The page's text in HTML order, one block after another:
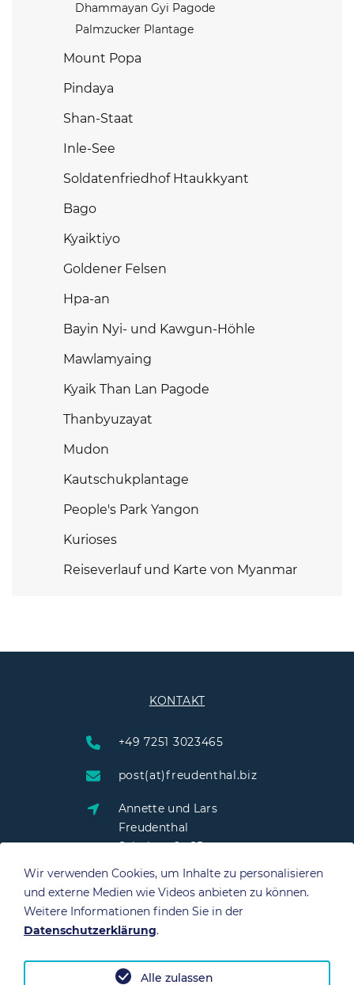
Dhammayan Gyi Pagode
Palmzucker Plantage
Mount Popa
Pindaya
Shan-Staat
Inle-See
Soldatenfriedhof Htaukkyant
Bago
Kyaiktiyo
Goldener Felsen
Hpa-an
Bayin Nyi- und Kawgun-Höhle
Mawlamyaing
Kyaik Than Lan Pagode
Thanbyuzayat
Mudon
Kautschukplantage
People's Park Yangon
Kurioses
Reiseverlauf und Karte von Myanmar
KONTAKT
+49 7251 3023465
post(at)freudenthal.biz
Annette und Lars
Freudenthal
Schulstraße 25
76703 Kraichtal
Wir verwenden Cookies, um Inhalte zu personalisieren
und externe Medien wie Videos anbieten zu können.
Weitere Informationen finden Sie in der
Datenschutzerklärung.
Alle zulassen